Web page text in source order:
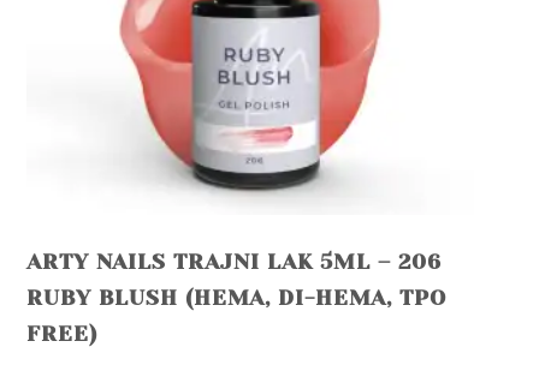
ARTY NAILS TRAJNI LAK 5ML – 206
RUBY BLUSH (HEMA, DI-HEMA, TPO
FREE)